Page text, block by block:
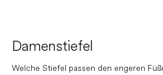
Damenstiefel
Welche Stiefel passen den engeren